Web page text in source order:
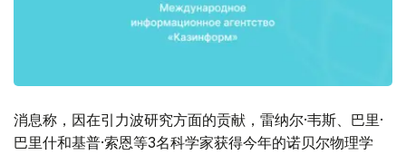
消息称，因在引力波研究方面的贡献，雷纳尔·韦斯、巴里·
巴里什和基普·索恩等3名科学家获得今年的诺贝尔物理学